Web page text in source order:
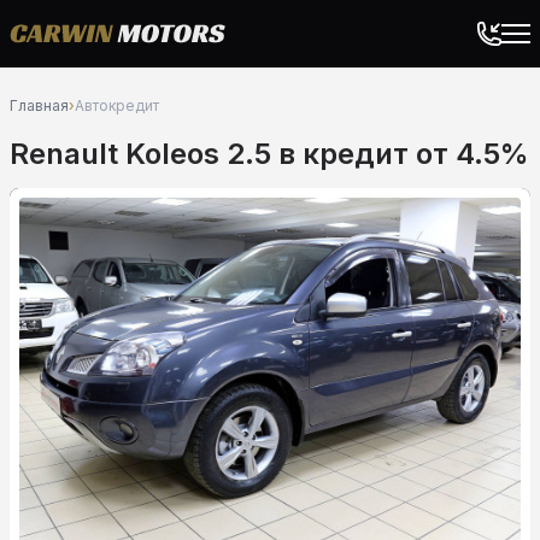
Главная›Автокредит
Renault Koleos 2.5 в кредит от 4.5%